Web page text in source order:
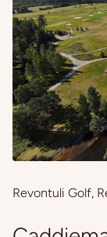
Revontuli Golf,